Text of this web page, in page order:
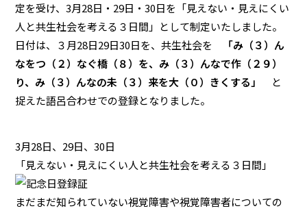
定を受け、3月28日・29日・30日を「見えない・見えにくい
人と共生社会を考える３日間」として制定いたしました。
日付は、３月28日29日30日を、共生社会を
「み（３）ん
なをつ（２）なぐ橋（８）を、み（３）んなで作（２９）
り、み（３）んなの未（３）来を大（０）きくする」
と
捉えた語呂合わせでの登録となりました。
3月28日、29日、30日
「見えない・見えにくい人と共生社会を考える３日間」
まだまだ知られていない視覚障害や視覚障害者についての